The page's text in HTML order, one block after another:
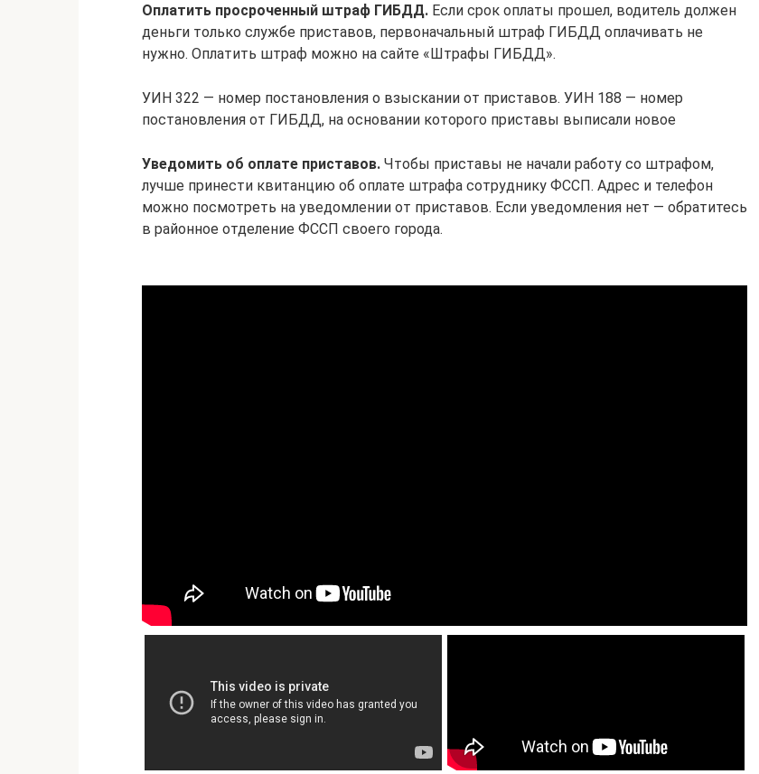
Оплатить просроченный штраф ГИБДД. Если срок оплаты прошел, водитель должен
деньги только службе приставов, первоначальный штраф ГИБДД оплачивать не
нужно. Оплатить штраф можно на сайте «Штрафы ГИБДД».
УИН 322 — номер постановления о взыскании от приставов. УИН 188 — номер
постановления от ГИБДД, на основании которого приставы выписали новое
Уведомить об оплате приставов. Чтобы приставы не начали работу со штрафом,
лучше принести квитанцию об оплате штрафа сотруднику ФССП. Адрес и телефон
можно посмотреть на уведомлении от приставов. Если уведомления нет — обратитесь
в районное отделение ФССП своего города.